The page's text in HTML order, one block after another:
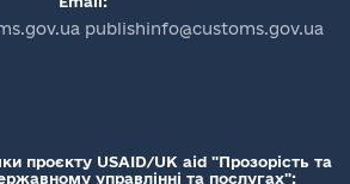
publishinfo@customs.gov.ua
проєкту USAID/UK aid "Прозорість та
управлінні та послугах":